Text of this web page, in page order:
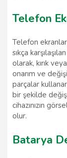
Telefon
Telefon
sıkça
olarak, kırık
onarım ve
parçalar
bir şekilde
cihazınızın
olur.
Batarya